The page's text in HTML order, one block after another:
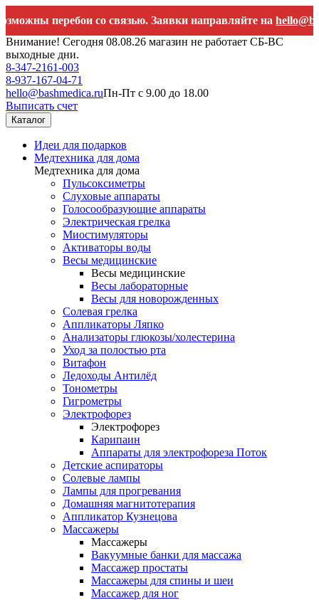
со связью. Заявки направляйте на
Внимание! Сегодня 08.08.26 магазин не работает СБ-ВС
выходные дни.
8-347-2161-003
8-937-167-04-71
hello@bashmedica.ruПн-Пт с 9.00 до 18.00
Выписать счет
Каталог
Идеи для подарков
Медтехника для дома
Медтехника для дома
Пульсоксиметры
Слуховые аппараты
Голосообразующие аппараты
Электрическая грелка
Миостимуляторы
Активаторы воды
Весы медицинские
Весы медицинские
Весы лабораторные
Весы для новорожденных
Солевая грелка
Аппликаторы Ляпко
Анализаторы глюкозы/холестерина
Уход за полостью рта
Витафон
Ледоходы Антилёд
Тонометры
Гигрометры
Электрофорез
Электрофорез
Карипаин
Аппараты для электрофореза Поток
Детские аспираторы
Солевые лампы
Лампы для прогревания
Домашняя магнитотерапия
Аппликатор Кузнецова
Массажеры
Массажеры
Вакуумные банки для массажа
Массажер простаты
Массажеры для спины и шеи
Массажер для ног